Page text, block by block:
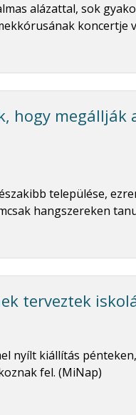
alázattal, sok
hogy
települése,
hangszereken
terveztek
nyílt kiállítás
fel. (MiNap)